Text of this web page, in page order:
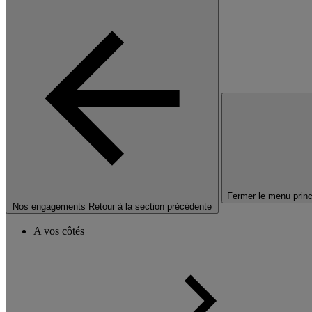
Nos engagements Retour à la section précédente
Fermer le menu
A vos côtés